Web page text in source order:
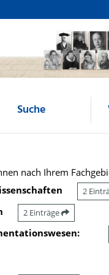
Suche
nach Ihrem
2
2 Einträge